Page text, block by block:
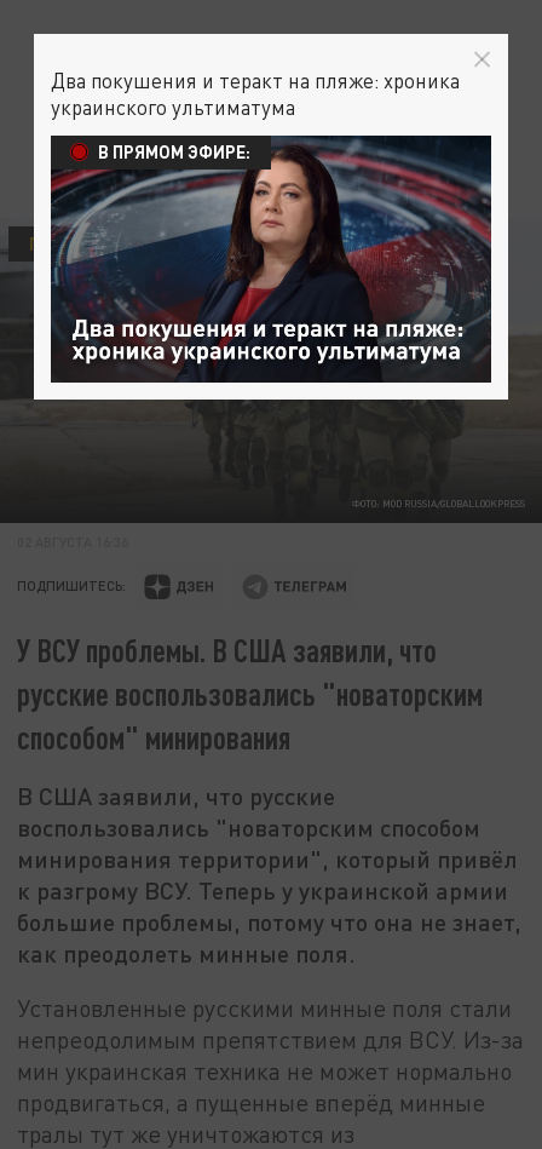
ФОТО: MOD RUSSIA/GLOBALLOOKPRESS
ПОЛИТИКА
ПОДПИШИТЕСЬ:
У ВСУ проблемы. В США заявили, что
русские воспользовались "новаторским
способом" минирования
В США заявили, что русские
воспользовались "новаторским способом
минирования территории", который привёл
к разгрому ВСУ. Теперь у украинской армии
большие проблемы, потому что она не знает,
как преодолеть минные поля.
Установленные русскими минные поля стали
непреодолимым препятствием для ВСУ. Из-за
мин украинская техника не может нормально
продвигаться, а пущенные вперёд минные
тралы тут же уничтожаются из
Два покушения и теракт на пляже: хроника
украинского ультиматума
В ПРЯМОМ ЭФИРЕ: